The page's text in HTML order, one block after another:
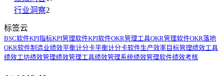
行业洞察2
标签云
BSC软件KPI指标KPI管理软件KPI软件OKR管理工具OKR管理软件OKR落地
OKR软件制造业绩效平衡计分卡平衡计分卡软件生产效率目标管理绩效工具
绩效工坊绩效管理绩效管理工具绩效管理系统绩效管理软件绩效考核